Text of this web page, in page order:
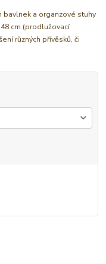
bavlnek a organzové stuhy
cm (prodlužovací
různých přívěsků, či